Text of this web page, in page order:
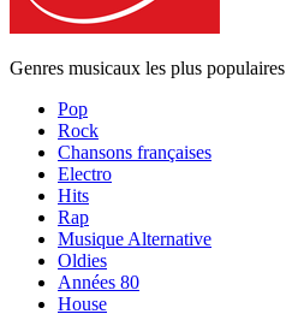
Genres musicaux les plus populaires
Pop
Rock
Chansons françaises
Electro
Hits
Rap
Musique Alternative
Oldies
Années 80
House